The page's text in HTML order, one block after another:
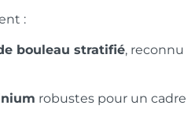
:
bouleau stratifié, reconnu
robustes pour un cadre